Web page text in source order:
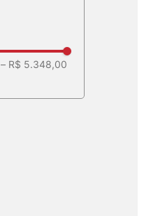
– R$ 5.348,00